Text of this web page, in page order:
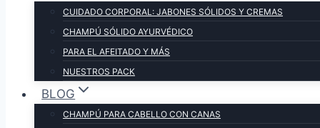
CUIDADO CORPORAL: JABONES SÓLIDOS Y CREMAS
CHAMPÚ SÓLIDO AYURVÉDICO
PARA EL AFEITADO Y MÁS
NUESTROS PACK
BLOG
CHAMPÚ PARA CABELLO CON CANAS